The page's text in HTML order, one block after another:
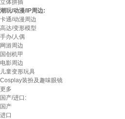
立体拼插
潮玩/动漫/IP周边:
卡通/动漫周边
高达/变形模型
手办/人偶
网游周边
国创机甲
电影周边
儿童变形玩具
Cosplay装扮及趣味眼镜
更多
国产/进口:
国产
进口